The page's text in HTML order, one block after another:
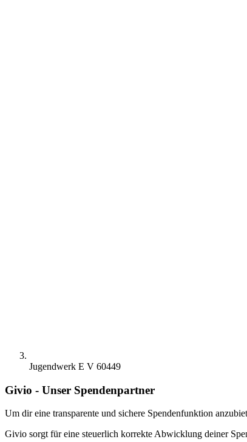
Jugendwerk E V 60449
Givio - Unser Spendenpartner
Um dir eine transparente und sichere Spendenfunktion
Givio sorgt für eine steuerlich korrekte Abwicklung deiner